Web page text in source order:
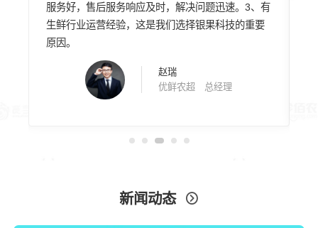
服务好，售后服务响应及时，解决问题迅速。3、有
生鲜行业运营经验，这是我们选择银果科技的重要
原因。
赵瑞
优鲜农超 总经理
新闻动态 